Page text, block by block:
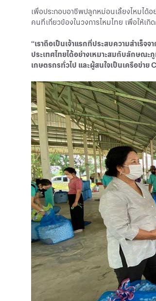
เพื่อประกอบอาชีพปลูกหม่อนเลี้ยงไหมได้
คนที่เกี่ยวข้องในวงการไหมไทย เพื่อให้เกิ
“เราถือเป็นเจ้าแรกที่ประสบความสำเร็จจ
ประเทศไทยได้อย่างเหมาะสมกับลักษณะ
เกษตรกรทั่วไป และผู้สนใจเป็นเครือข่า